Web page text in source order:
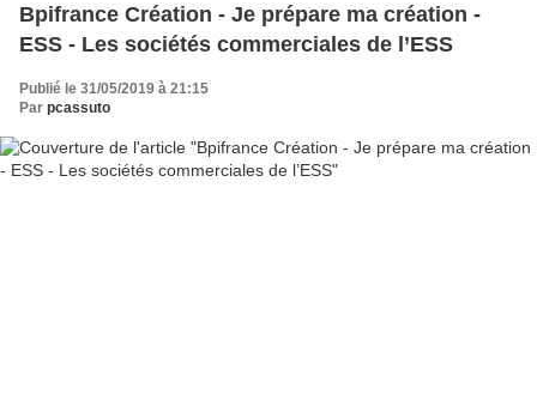
Bpifrance Création - Je prépare ma création -
ESS - Les sociétés commerciales de l’ESS
Publié le 31/05/2019 à 21:15
Par pcassuto